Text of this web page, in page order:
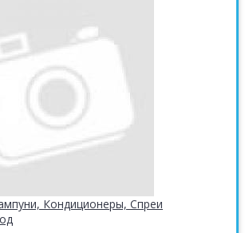
Кондиционеры, Спреи